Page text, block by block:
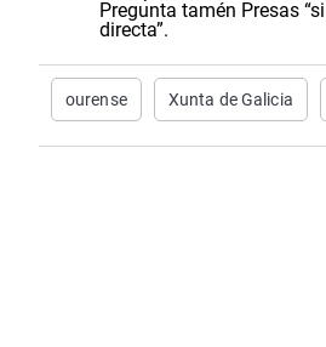
Pregunta tamén Presas
directa”.
ourense Xunta de Galicia